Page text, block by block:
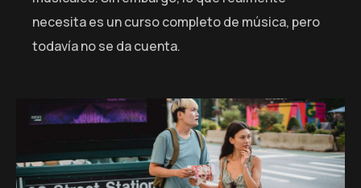
necesita es un curso completo de música, pero
todavía no se da cuenta.